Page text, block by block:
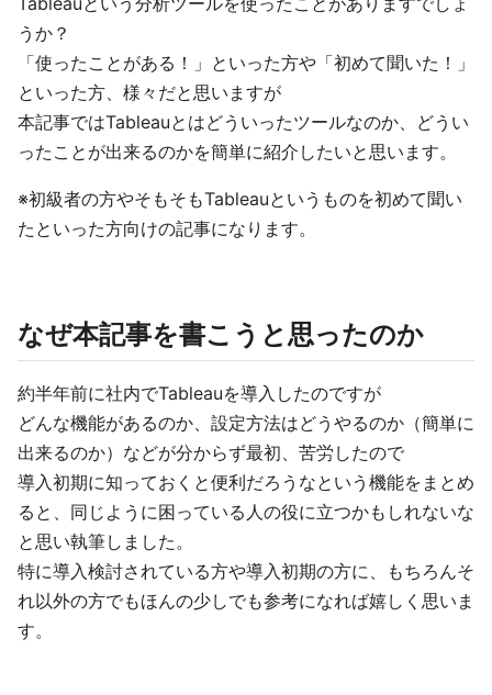
うか？
「使ったことがある！」といった方や「初めて聞いた！」
といった方、様々だと思いますが
本記事ではTableauとはどういったツールなのか、どうい
ったことが出来るのかを簡単に紹介したいと思います。
※初級者の方やそもそもTableauというものを初めて聞い
たといった方向けの記事になります。
なぜ本記事を書こうと思ったのか
約半年前に社内でTableauを導入したのですが
どんな機能があるのか、設定方法はどうやるのか（簡単に
出来るのか）などが分からず最初、苦労したので
導入初期に知っておくと便利だろうなという機能をまとめ
ると、同じように困っている人の役に立つかもしれないな
と思い執筆しました。
特に導入検討されている方や導入初期の方に、もちろんそ
れ以外の方でもほんの少しでも参考になれば嬉しく思いま
す。